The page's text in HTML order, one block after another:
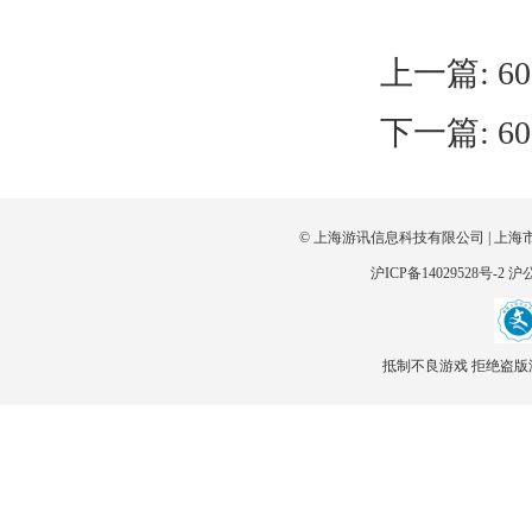
上一篇:
下一篇:
© 上海游讯信息科技有限公司 | 上
沪ICP备14029528号-2 沪
抵制不良游戏 拒绝盗